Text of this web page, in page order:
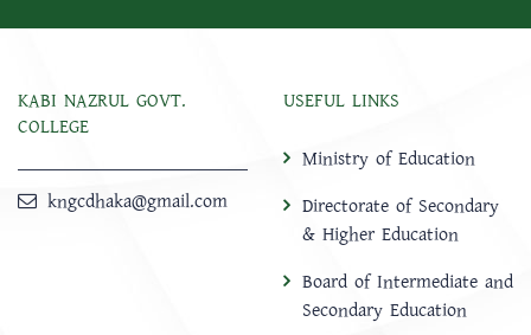
KABI NAZRUL GOVT.
COLLEGE
kngcdhaka@gmail.com
USEFUL LINKS
Ministry of Education
Directorate of Secondary
& Higher Education
Board of Intermediate and
Secondary Education